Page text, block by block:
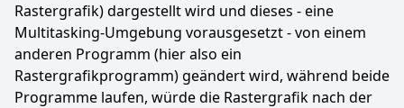
Rastergrafik) dargestellt wird und dieses - eine
Multitasking-Umgebung vorausgesetzt - von einem
anderen Programm (hier also ein
Rastergrafikprogramm) geändert wird, während beide
Programme laufen, würde die Rastergrafik nach der